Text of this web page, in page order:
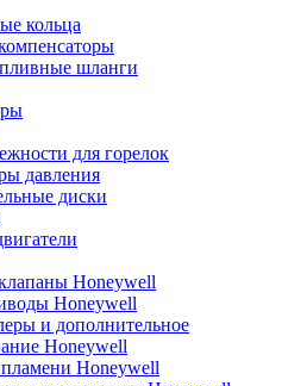
кольца
шланги
для горелок
давления
диски
Honeywell
Honeywell
и дополнительное
Honeywell
Honeywell